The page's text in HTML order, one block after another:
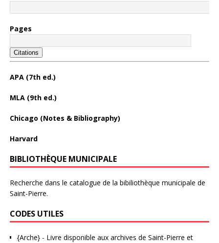
Pages
Citations
APA (7th ed.)
MLA (9th ed.)
Chicago (Notes & Bibliography)
Harvard
BIBLIOTHÈQUE MUNICIPALE
Recherche dans le catalogue de la bibiliothèque municipale de
Saint-Pierre.
CODES UTILES
{Arche} - Livre disponible aux archives de Saint-Pierre et